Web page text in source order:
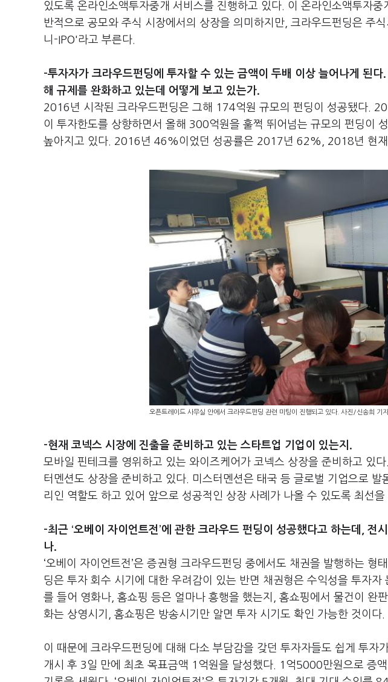
있도록 온라인소액투자중개 서비스를 진행하고 있다. 이 온라인소액투자중
반적으로 공모와 주식 시장에서의 상장을 의미하지만, 크라우드펀딩은 주
니-IPO'라고 부른다.
-투자자가 크라우드펀딩에 투자할 수 있는 금액이 두배 이상 늘어나게 된다
해 규제를 완화하고 있는데 어떻게 보고 있는가.
2016년 시작된 크라우드펀딩은 그해 174억원 규모의 펀딩이 성공됐다.
이 투자한도를 상향하면서 올해 300억원을 훌쩍 뛰어넘는 규모의 펀딩이
높아지고 있다. 2016년 46%이었던 성공률은 2017년 62%, 2018년 현
오픈트레이드 사무실 안에서 크라우드펀딩 관련 미팅이 진행되고 있다. 사진/신송희 기자
-현재 코넥스 시장에 진출을 준비하고 있는 스타트업 기업이 있는지.
모바일 핀테크를 영위하고 있는 와이즈케어가 코넥스 상장을 준비하고 있
터멘션도 상장을 준비하고 있다. 미스터멘션은 태국 등 글로벌 기업으로 발
리인 역할도 하고 있어 앞으로 성공적인 상장 사례가 나올 수 있도록 최선을
-최근 ‘오베이 자이언트전’에 관한 크라우드 펀딩이 성공했다고 하는데, 전
나.
‘오베이 자이언트전’은 증권형 크라우드펀딩 중에서도 채권을 발행하는 형
딩은 투자 회수 시기에 대한 우려감이 있는 반면 채권형은 수익성을 투자자
를 들어 영화나, 홈쇼핑 등은 얼마나 흥행을 했는지, 홈쇼핑에서 물건이 완
화는 상영시기, 홈쇼핑은 방송시기만 알면 투자 시기도 확인 가능한 것이다.
이 때문에 크라우드펀딩에 대해 다소 부담감을 갖던 투자자들도 쉽게 투자
개시 후 3일 만에 최초 목표금액 1억원을 달성했다. 1억5000만원으로 증